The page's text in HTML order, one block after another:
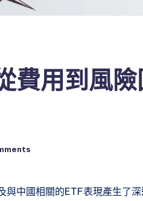
費用到風
中國相關的ETF表現產生了